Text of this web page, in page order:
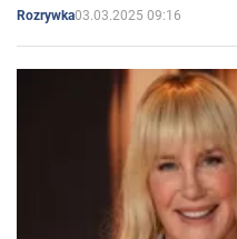
Rozrywka03.03.2025 09:16